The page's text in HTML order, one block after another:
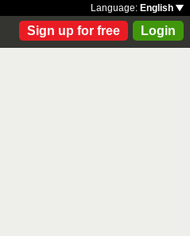
Language: English
Sign up for free Login